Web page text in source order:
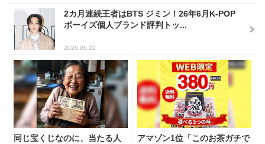
2カ月連続王者はBTS ジミン！26年6月K-POP
ボーイズ個人ブランド評判トッ...
2026.06.22
同じ宝くじなのに、当たる人
アマゾン1位「このお茶ガチで